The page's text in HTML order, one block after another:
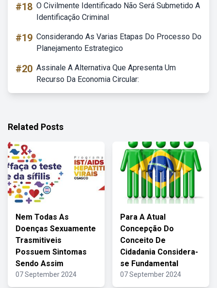
#18 O Civilmente Identificado Não Será Submetido A
Identificação Criminal
#19 Considerando As Varias Etapas Do Processo Do
Planejamento Estrategico
#20 Assinale A Alternativa Que Apresenta Um
Recurso Da Economia Circular:
Related Posts
Nem Todas As
Doenças Sexuamente
Trasmitiveis
Possuem Sintomas
Sendo Assim
07 September 2024
Para A Atual
Concepção Do
Conceito De
Cidadania Considera-
se Fundamental
07 September 2024